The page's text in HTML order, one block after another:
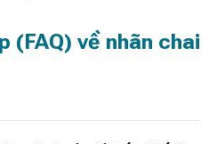
(FAQ) về nhãn chai